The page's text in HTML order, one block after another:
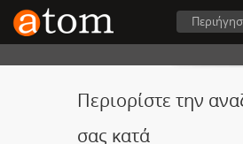
Περιορίστε την
σας κατά